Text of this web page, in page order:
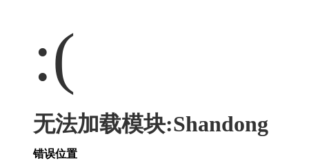
:(
无法加载模块:Shandong
错误位置